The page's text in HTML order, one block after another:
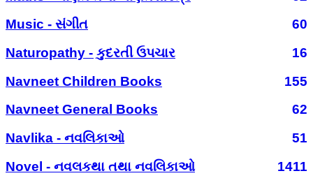
Music - સંગીત
60
Naturopathy - કુદરતી ઉપચાર
16
Navneet Children Books
155
Navneet General Books
62
Navlika - નવલિકાઓ
51
Novel - નવલકથા તથા નવલિકાઓ
1411